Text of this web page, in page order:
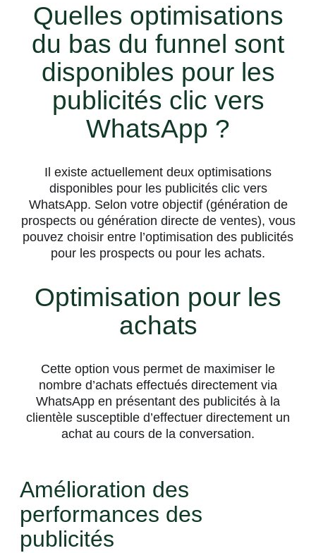
Quelles optimisations
du bas du funnel sont
disponibles pour les
publicités clic vers
WhatsApp ?
Il existe actuellement deux optimisations
disponibles pour les publicités clic vers
WhatsApp. Selon votre objectif (génération de
prospects ou génération directe de ventes), vous
pouvez choisir entre l’optimisation des publicités
pour les prospects ou pour les achats.
Optimisation pour les
achats
Cette option vous permet de maximiser le
nombre d’achats effectués directement via
WhatsApp en présentant des publicités à la
clientèle susceptible d’effectuer directement un
achat au cours de la conversation.
Amélioration des
performances des
publicités